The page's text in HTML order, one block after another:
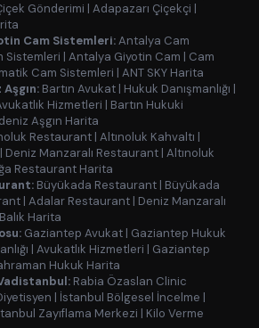
Gönderimi | Adapazarı Çiçekçi |
Cam Sistemleri:Antalya Cam
Sistemleri | Antalya Giyotin Cam | Cam
Cam Sistemleri | ANT SKY Harita
Bartın Avukat | Hukuk Danışmanlığı |
Hizmetleri | Bartın Hukuki
Aşgın Harita
Restaurant | Altınoluk Kahvaltı |
| Deniz Manzaralı Restaurant | Altınoluk
Restaurant Harita
Büyükada Restaurant | Büyükada
| Adalar Restaurant | Deniz Manzaralı
Harita
Gaziantep Avukat | Gaziantep Hukuk
| Avukatlık Hizmetleri | Gaziantep
Hukuk Harita
Rabia Özaslan Clinic
| İstanbul Bölgesel İncelme |
Zayıflama Merkezi | Kilo Verme